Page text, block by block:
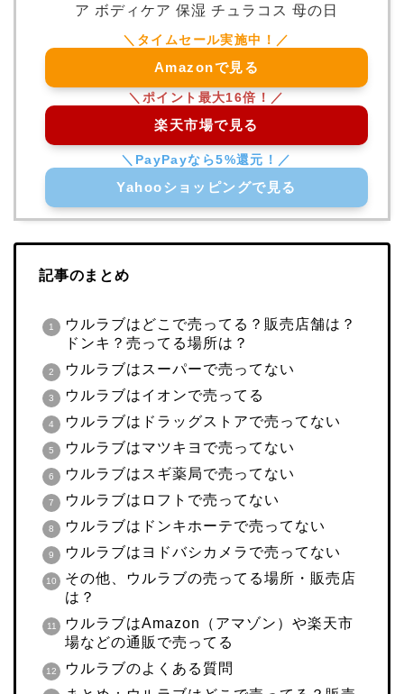
ア ボディケア 保湿 チュラコス 母の日
Amazonで見る
楽天市場で見る
Yahooショッピングで見る
記事のまとめ
ウルラブはどこで売ってる？販売店舗は？
ドンキ？売ってる場所は？
ウルラブはスーパーで売ってない
ウルラブはイオンで売ってる
ウルラブはドラッグストアで売ってない
ウルラブはマツキヨで売ってない
ウルラブはスギ薬局で売ってない
ウルラブはロフトで売ってない
ウルラブはドンキホーテで売ってない
ウルラブはヨドバシカメラで売ってない
その他、ウルラブの売ってる場所・販売店
は？
ウルラブはAmazon（アマゾン）や楽天市
場などの通販で売ってる
ウルラブのよくある質問